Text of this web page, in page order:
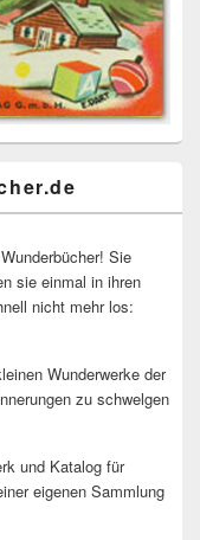
Sie
sie einmal in ihren
nicht mehr los:
Wunderwerke der
zu schwelgen
und Katalog für
eigenen Sammlung